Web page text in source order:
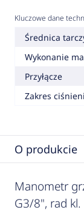
Kluczowe dane
Średnica
Wykonanie
Przyłącze
Zakres
O produkcie
Manometr
G3/8", rad kl.